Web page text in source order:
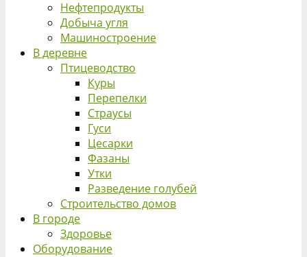
Нефтепродукты
Добыча угля
Машиностроение
В деревне
Птицеводство
Куры
Перепелки
Страусы
Гуси
Цесарки
Фазаны
Утки
Разведение голубей
Строительство домов
В городе
Здоровье
Оборудование